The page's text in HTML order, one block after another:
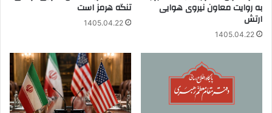
به روایت معاون نیروی هوایی
ارتش
1405.04.22
تنگه هرمز است
1405.04.22